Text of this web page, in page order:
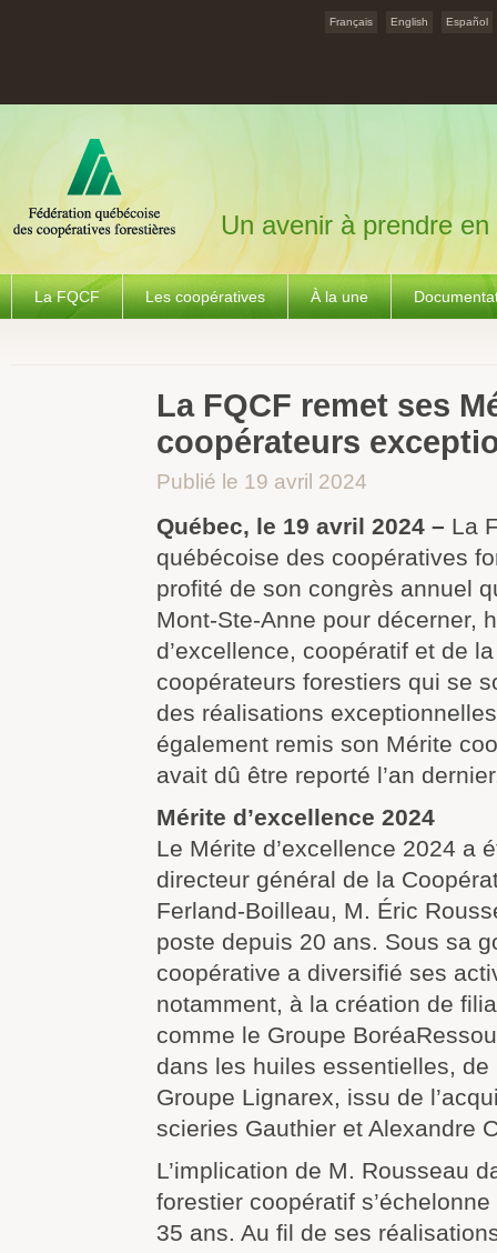
Français English Español
Un avenir à prendre en
La FQCF Les coopératives À la une
La FQCF remet ses
coopérateurs
Publié le 19 avril 2024
Québec, le 19 avril 2024 – La
québécoise des coopératives
profité de son congrès annuel
Mont-Ste-Anne pour décerner,
d’excellence, coopératif et de
coopérateurs forestiers qui se
des réalisations
également remis son Mérite
avait dû être reporté l’an
Mérite d’excellence 2024
Le Mérite d’excellence 2024 a
directeur général de la
Ferland-Boilleau, M. Éric
poste depuis 20 ans. Sous sa
coopérative a diversifié ses
notamment, à la création de
comme le Groupe
dans les huiles essentielles, de
Groupe Lignarex, issu de
scieries Gauthier et Alexandre
L’implication de M. Rousseau
forestier coopératif
35 ans. Au fil de ses